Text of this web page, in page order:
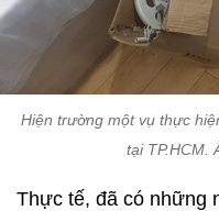
Hiện trường một vụ thực
tại TP.HCM.
Thực tế, đã có những